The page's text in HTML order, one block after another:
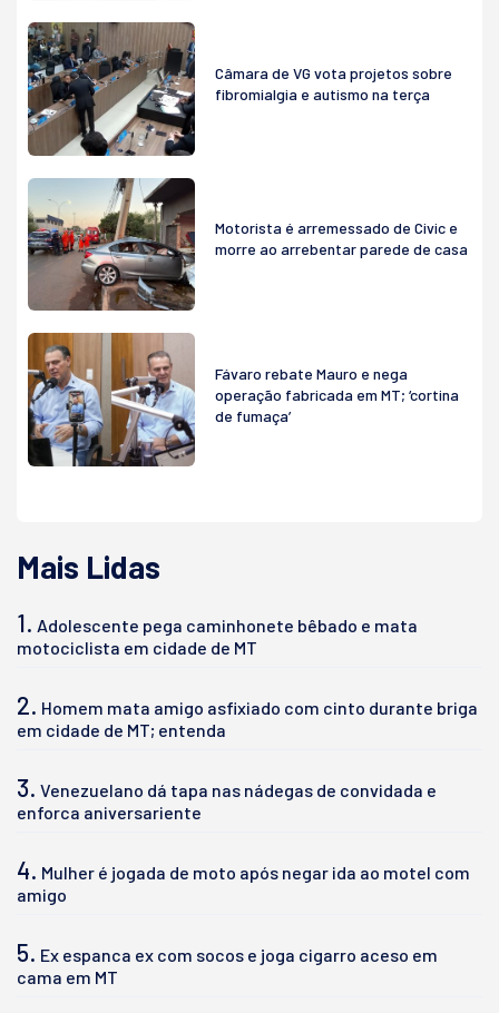
Câmara de VG vota projetos sobre
fibromialgia e autismo na terça
Motorista é arremessado de Civic e
morre ao arrebentar parede de casa
Fávaro rebate Mauro e nega
operação fabricada em MT; ‘cortina
de fumaça’
Mais Lidas
1. Adolescente pega caminhonete bêbado e mata
motociclista em cidade de MT
2. Homem mata amigo asfixiado com cinto durante briga
em cidade de MT; entenda
3. Venezuelano dá tapa nas nádegas de convidada e
enforca aniversariente
4. Mulher é jogada de moto após negar ida ao motel com
amigo
5. Ex espanca ex com socos e joga cigarro aceso em
cama em MT